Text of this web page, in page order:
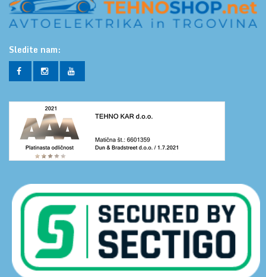
Sledite nam: